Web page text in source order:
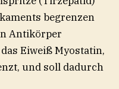
begrenzen
Antikörper
Eiweiß Myostatin,
und soll dadurch